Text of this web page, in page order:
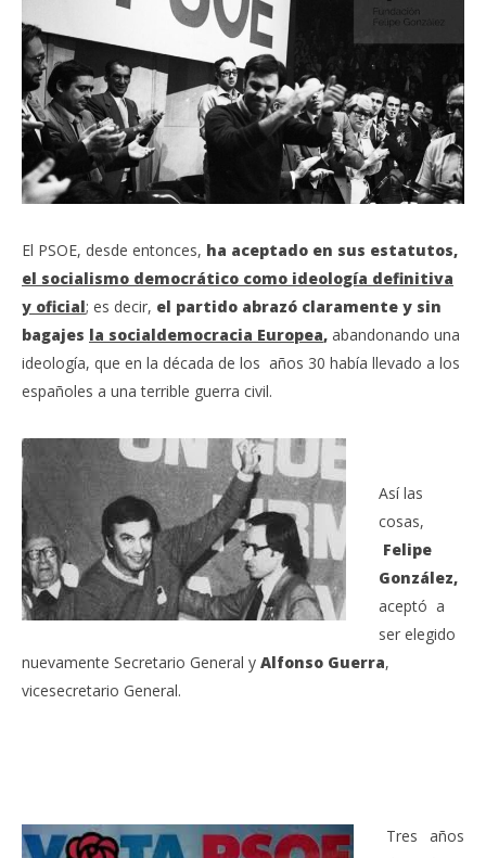
El PSOE, desde entonces, ha aceptado en sus estatutos,
el socialismo democrático como ideología definitiva
y oficial; es decir, el partido abrazó claramente y sin
bagajes la socialdemocracia Europea, abandonando una
ideología, que en la década de los años 30 había llevado a los
españoles a una terrible guerra civil.
Así las
cosas,
Felipe
González,
aceptó a
ser elegido
nuevamente Secretario General y Alfonso Guerra,
vicesecretario General.
Tres años